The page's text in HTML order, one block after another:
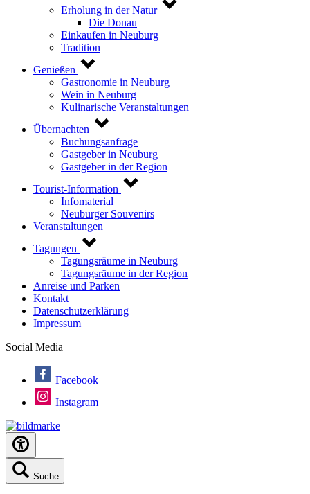
Erholung in der Natur
Die Donau
Einkaufen in Neuburg
Tradition
Genießen
Gastronomie in Neuburg
Wein in Neuburg
Kulinarische Veranstaltungen
Übernachten
Buchungsanfrage
Gastgeber in Neuburg
Gastgeber in der Region
Tourist-Information
Infomaterial
Neuburger Souvenirs
Veranstaltungen
Tagungen
Tagungsräume in Neuburg
Tagungsräume in der Region
Anreise und Parken
Kontakt
Datenschutzerklärung
Impressum
Social Media
Facebook
Instagram
Suche